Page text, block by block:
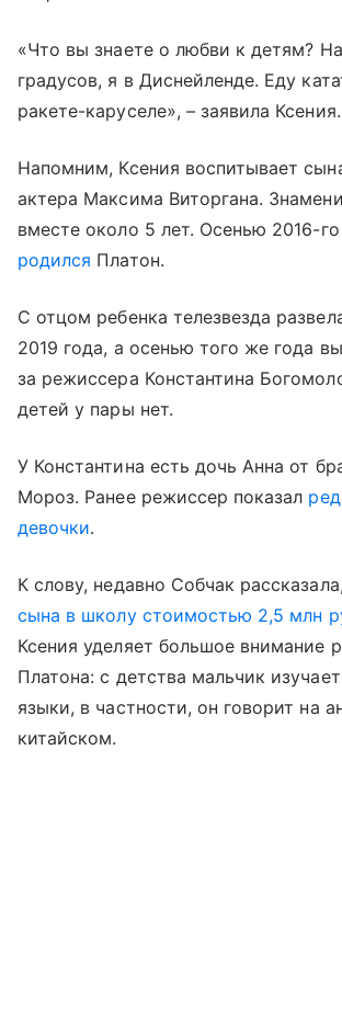
«Что вы знаете о любви к детям?
градусов, я в Диснейленде. Еду
ракете-каруселе», – заявила Ксения.
Напомним, Ксения воспитывает
актера Максима Виторгана.
вместе около 5 лет. Осенью 2016-
родился Платон.
С отцом ребенка телезвезда
2019 года, а осенью того же года
за режиссера Константина
детей у пары нет.
У Константина есть дочь Анна от
Мороз. Ранее режиссер показал
девочки.
К слову, недавно Собчак
сына в школу стоимостью 2,5 млн
Ксения уделяет большое внимание
Платона: с детства мальчик
языки, в частности, он говорит на
китайском.